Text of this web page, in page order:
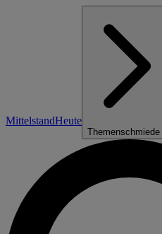
MittelstandHeute
Themenschmiede